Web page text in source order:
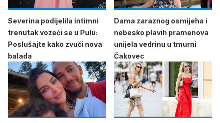
Severina podijelila intimni
trenutak vozeći se u Pulu:
Poslušajte kako zvuči nova
balada
Dama zaraznog osmijeha i
nebesko plavih pramenova
unijela vedrinu u tmurni
Čakovec